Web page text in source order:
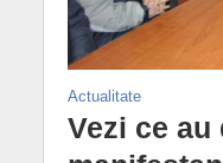
Actualitate
Vezi ce au